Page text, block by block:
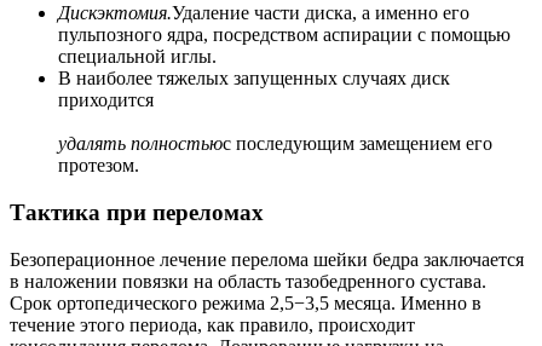
Дискэктомия.Удаление части диска, а именно его
пульпозного ядра, посредством аспирации с помощью
специальной иглы.
В наиболее тяжелых запущенных случаях диск
приходится
удалять полностьюс последующим замещением его
протезом.
Тактика при переломах
Безоперационное лечение перелома шейки бедра заключается
в наложении повязки на область тазобедренного сустава.
Срок ортопедического режима 2,5−3,5 месяца. Именно в
течение этого периода, как правило, происходит